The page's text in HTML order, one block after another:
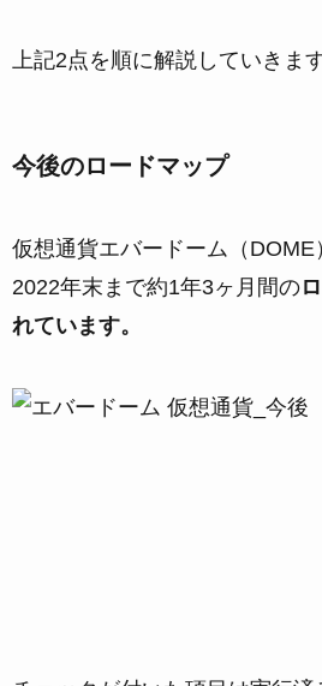
上記2点を順に解説していきます
今後のロードマップ
仮想通貨エバードーム（DOME
2022年末まで約1年3ヶ月間の
れています。